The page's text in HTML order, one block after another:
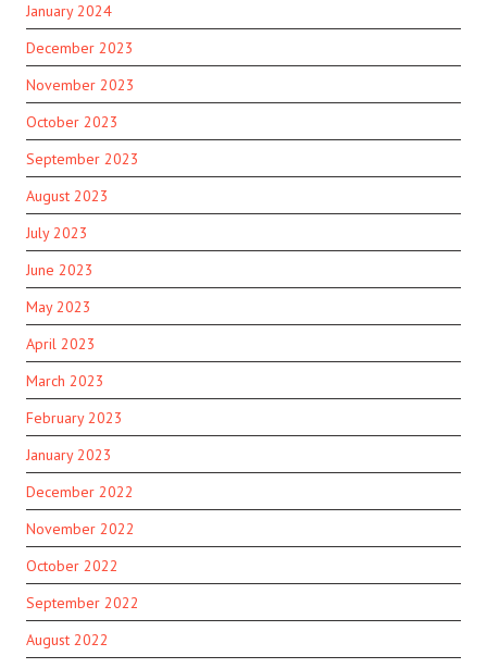
January 2024
December 2023
November 2023
October 2023
September 2023
August 2023
July 2023
June 2023
May 2023
April 2023
March 2023
February 2023
January 2023
December 2022
November 2022
October 2022
September 2022
August 2022